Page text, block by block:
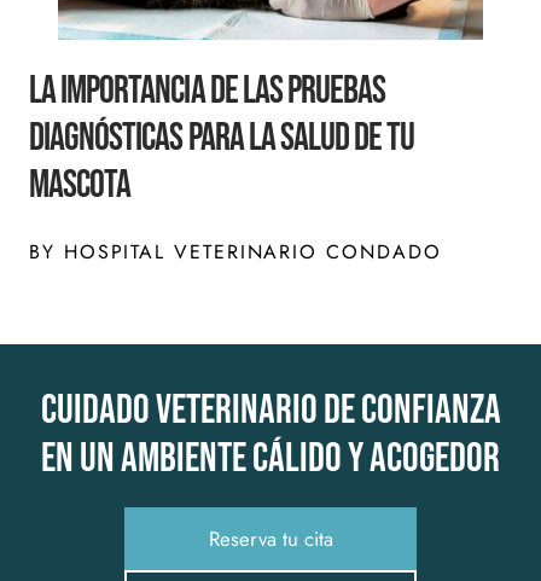
La Importancia de las Pruebas
Diagnósticas para la Salud de tu
Mascota
BY HOSPITAL VETERINARIO CONDADO
Cuidado veterinario de confianza
en un ambiente cálido y acogedor
Reserva tu cita